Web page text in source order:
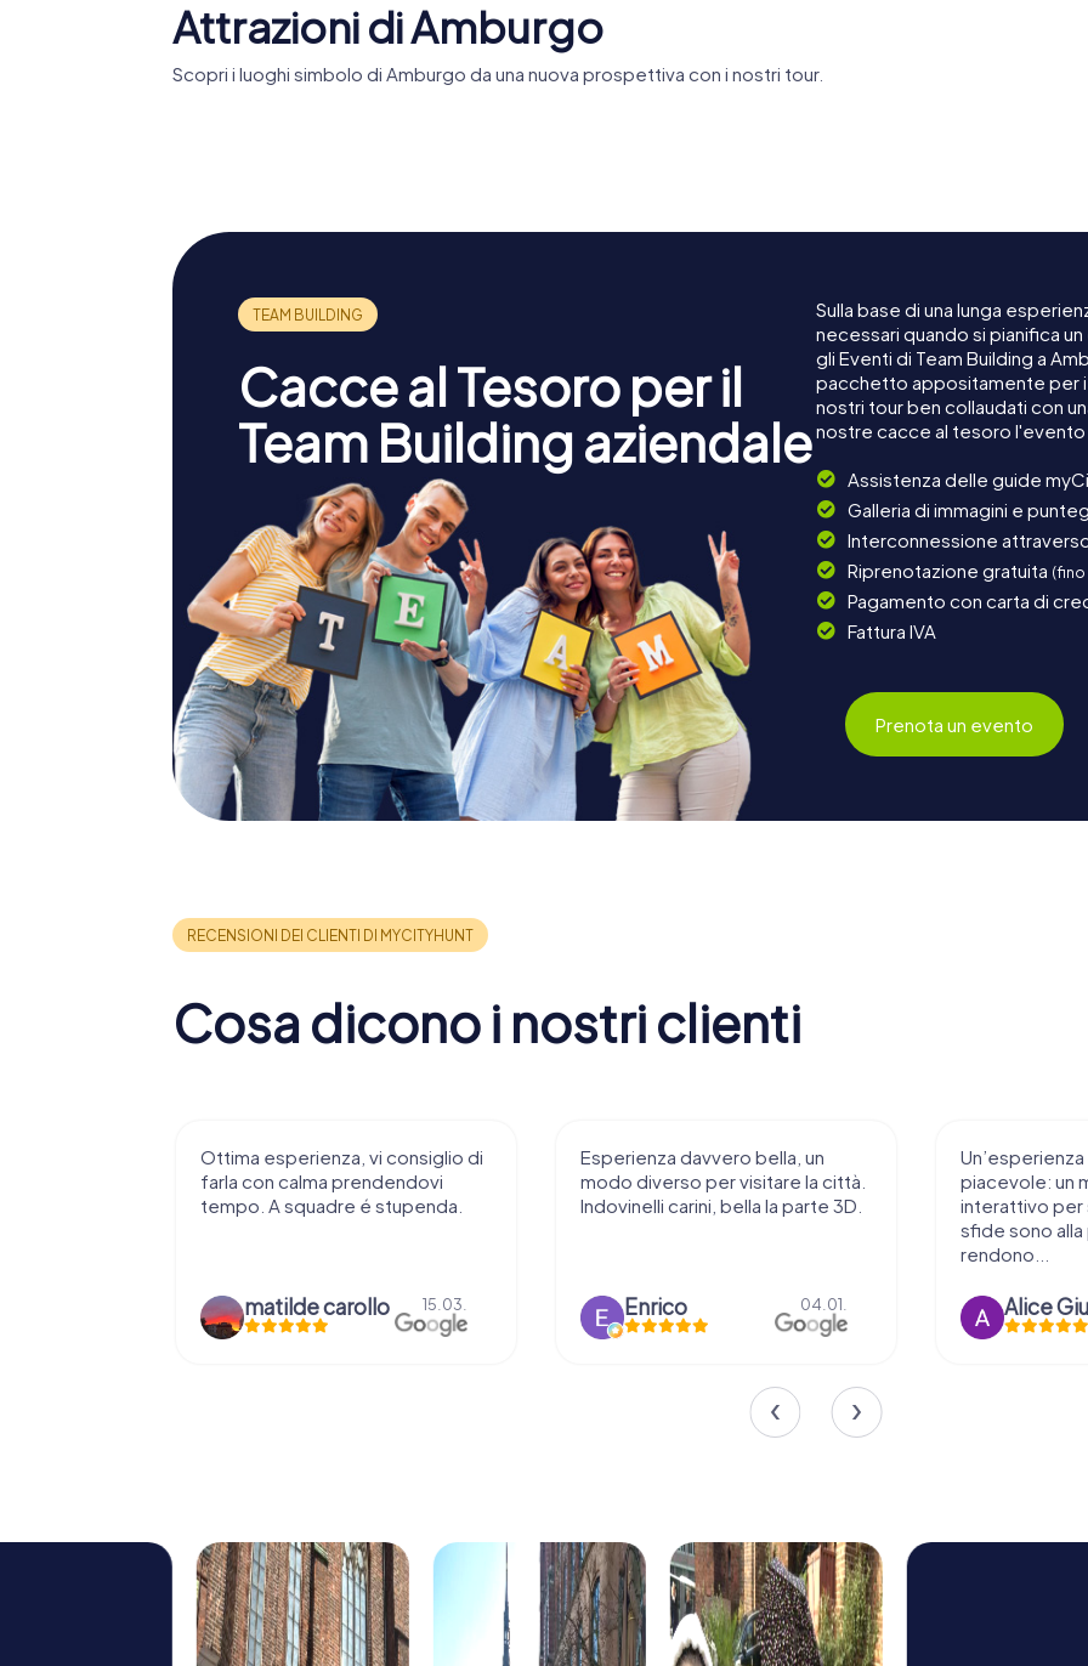
Attrazioni di Amburgo
Scopri i luoghi simbolo di Amburgo da una nuova prospettiva con i nostri tour.
Cacce al Tesoro per il
Team Building aziendale
Sulla base di una lunga
necessari quando si pianifica
gli Eventi di Team Building a
pacchetto appositamente per
nostri tour ben collaudati con
nostre cacce al tesoro
Assistenza delle guide
Galleria di immagini e
Interconnessione
Riprenotazione gratuita (fino
Pagamento con carta di
Fattura IVA
Prenota un evento
Cosa dicono i nostri clienti
Ottima esperienza, vi consiglio di
farla con calma prendendovi
tempo. A squadre é stupenda.
matilde carollo 15.03.
Esperienza davvero bella, un
modo diverso per visitare la città.
Indovinelli carini, bella la parte 3D.
Enrico 04.01.
piacevole: un
interattivo per
sfide sono
rendono...
Alice